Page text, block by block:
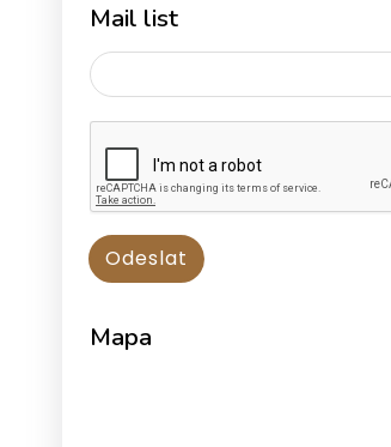
Mail list
Mapa